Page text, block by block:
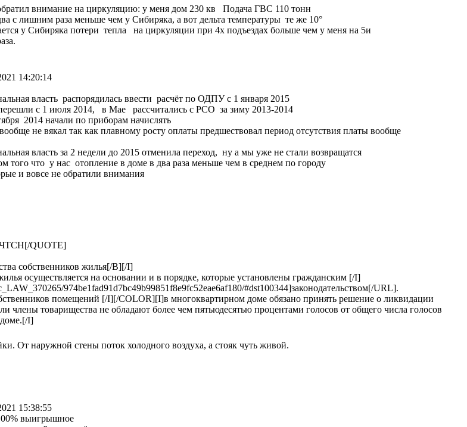
внимание на циркуляцию: у меня дом 230 кв Подача ГВС 110 тонн
с лишним раза меньше чем у Сибиряка, а вот дельта температуры те же 10°
у Сибиряка потери тепла на циркуляции при 4х подъездах больше чем у меня на 5и
14:20:14
власть распорядилась ввести расчёт по ОДПУ с 1 января 2015
с 1 июля 2014, в Мае рассчитались с РСО за зиму 2013-2014
2014 начали по приборам начислять
не вякал так как плавному росту оплаты предшествовал период отсутствия платы вообще
власть за 2 недели до 2015 отменила переход, ну а мы уже не стали возвращатся
того что у нас отопление в доме в два раза меньше чем в среднем по городу
и вовсе не обратили внимания
QUOTE]
собственников жилья[/B][/I]
осуществляется на основании и в порядке, которые установлены гражданским [/I]
974be1fad91d7bc49b99851f8e9fc52eae6af180/#dst100344]законодательством[/URL].
помещений [/I][/COLOR][I]в многоквартирном доме обязано принять решение о ликвидации
члены товарищества не обладают более чем пятьюдесятью процентами голосов от общего числа голосов
I]
От наружной стены поток холодного воздуха, а стояк чуть живой.
15:38:55
выигрышное